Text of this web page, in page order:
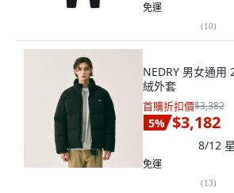
免運
(10)
NEDRY 男女通用
絨外套
首購折扣價$3,382
5% $3,182
8/12
免運
(13)